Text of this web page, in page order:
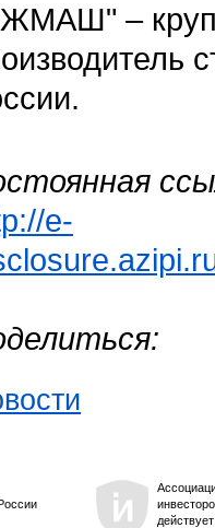
–
e-